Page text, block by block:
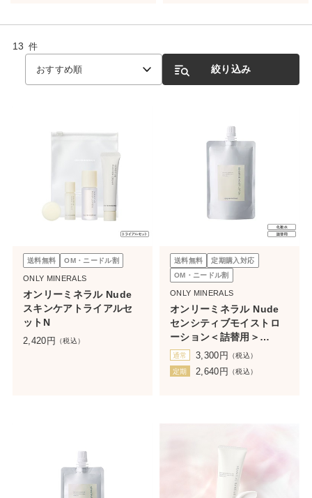
13 件
おすすめ順 絞り込み
送料無料 OM・ニードル割
ONLY MINERALS
オンリーミネラル Nude
スキンケアトライアルセ
ットN
2,420 円 （税込）
送料無料
定期購入対応
OM・ニードル割
ONLY MINERALS
オンリーミネラル Nude
センシティブモイストロ
ーション＜詰替用＞
140mL（ボトルなし）
通常 3,300 円 （税込）
定期 2,640 円 （税込）